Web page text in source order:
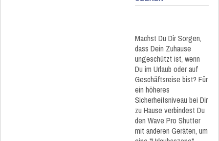
Machst Du Dir Sorgen,
dass Dein Zuhause
ungeschützt ist, wenn
Du im Urlaub oder auf
Geschäftsreise bist? Für
ein höheres
Sicherheitsniveau bei Dir
zu Hause verbindest Du
den Wave Pro Shutter
mit anderen Geräten, um